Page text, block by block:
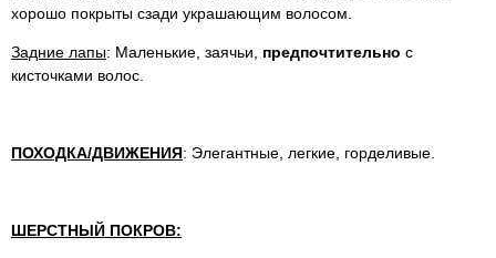
хорошо покрыты сзади украшающим волосом.
Задние лапы: Маленькие, заячьи, предпочтительно с
кисточками волос.
ПОХОДКА/ДВИЖЕНИЯ: Элегантные, легкие, горделивые.
ШЕРСТНЫЙ ПОКРОВ: